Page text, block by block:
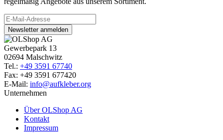
Newsletter anmelden
Gewerbepark 13
02694 Malschwitz
Tel.: +49 3591 67740
Fax: +49 3591 677420
E-Mail: info@aufkleber.org
Unternehmen
Über OLShop AG
Kontakt
Impressum